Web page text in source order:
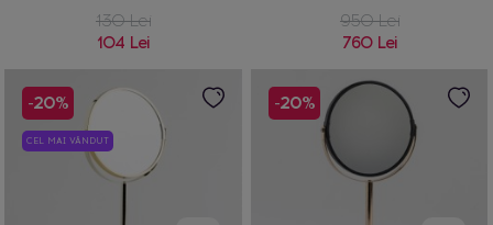
130 Lei
104 Lei
950 Lei
760 Lei
-20%
CEL MAI VÂNDUT
-20%